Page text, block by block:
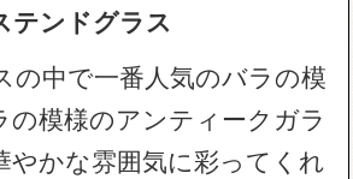
テンドグラス
の中で一番人気のバラの模
の模様のアンティークガラ
やかな雰囲気に彩ってくれ